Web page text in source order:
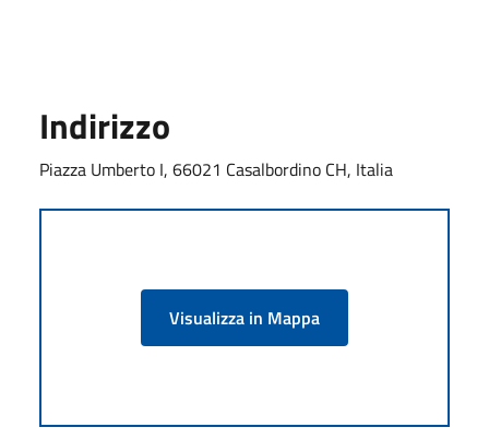
Indirizzo
Piazza Umberto I, 66021 Casalbordino CH, Italia
Visualizza in Mappa